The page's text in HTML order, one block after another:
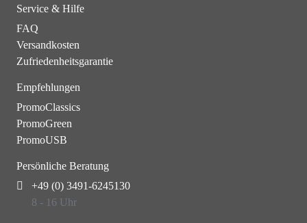
Service & Hilfe
FAQ
Versandkosten
Zufriedenheitsgarantie
Empfehlungen
PromoClassics
PromoGreen
PromoUSB
Persönliche Beratung
+49 (0) 3491-6245130
8 - 16 Uhr